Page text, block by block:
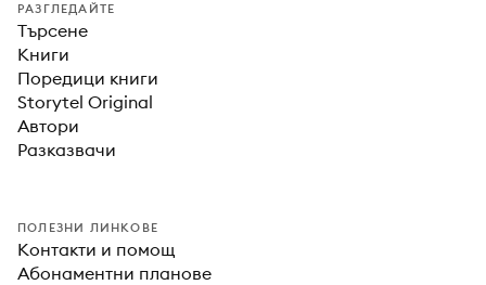
РАЗГЛЕДАЙТЕ
Търсене
Книги
Поредици книги
Storytel Original
Автори
Разказвачи
ПОЛЕЗНИ ЛИНКОВЕ
Контакти и помощ
Абонаментни планове